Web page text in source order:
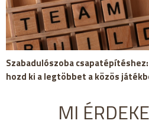
Szabadulószoba
hozd ki a legtöbbet a közös
MI